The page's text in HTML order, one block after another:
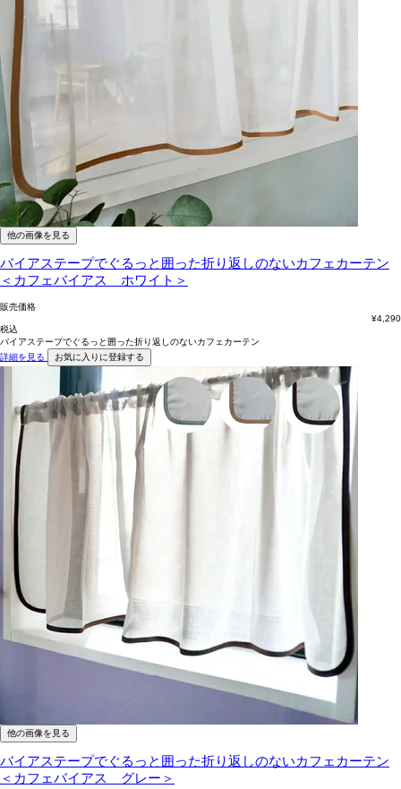
他の画像を見る
バイアステープでぐるっと囲った折り返しのないカフェカーテン
＜カフェバイアス ホワイト＞
販売価格
¥4,290
税込
バイアステープでぐるっと囲った折り返しのないカフェカーテン
詳細を見る
お気に入りに登録する
他の画像を見る
バイアステープでぐるっと囲った折り返しのないカフェカーテン
＜カフェバイアス グレー＞